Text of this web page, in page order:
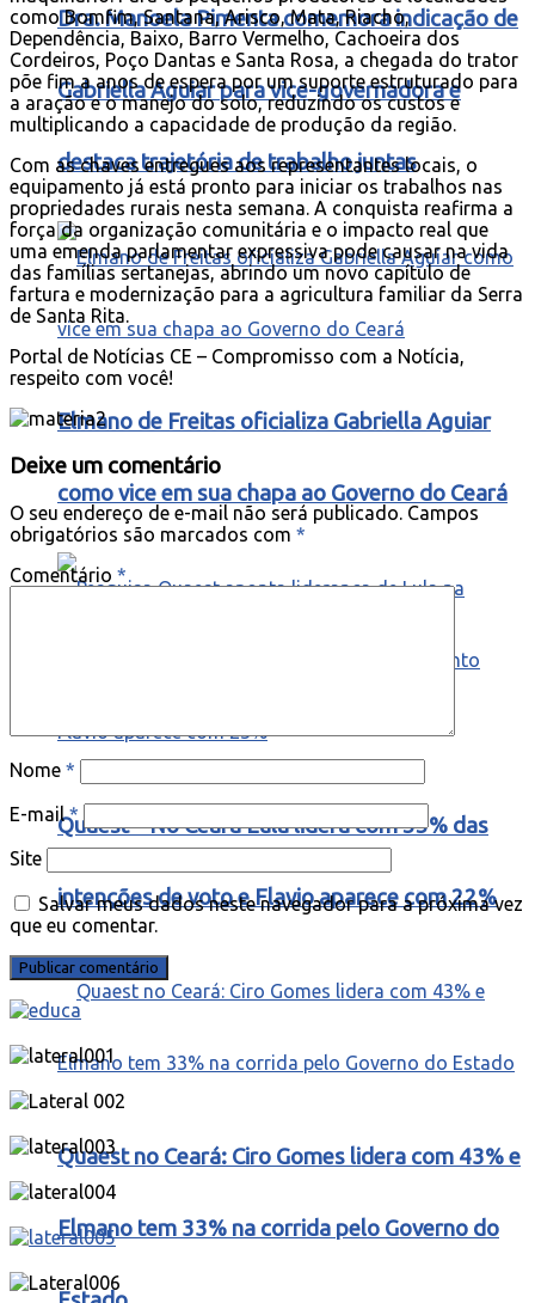
Dra. Manoela Pimenta comemora indicação de
Gabriella Aguiar para vice-governadora e
destaca trajetória de trabalho juntas
Elmano de Freitas oficializa Gabriella Aguiar
como vice em sua chapa ao Governo do Ceará
Quaest – No Ceará Lula lidera com 55% das
intenções de voto e Flavio aparece com 22%
Quaest no Ceará: Ciro Gomes lidera com 43% e
Elmano tem 33% na corrida pelo Governo do
como Bomfim, Santana, Arisco, Mata, Riacho,
Dependência, Baixo, Barro Vermelho, Cachoeira dos
Cordeiros, Poço Dantas e Santa Rosa, a chegada do trator
põe fim a anos de espera por um suporte estruturado para
a aração e o manejo do solo, reduzindo os custos e
multiplicando a capacidade de produção da região.
Com as chaves entregues aos representantes locais, o
equipamento já está pronto para iniciar os trabalhos nas
propriedades rurais nesta semana. A conquista reafirma a
força da organização comunitária e o impacto real que
uma emenda parlamentar expressiva pode causar na vida
das famílias sertanejas, abrindo um novo capítulo de
fartura e modernização para a agricultura familiar da Serra
de Santa Rita.
Portal de Notícias CE – Compromisso com a Notícia,
respeito com você!
Deixe um comentário
O seu endereço de e-mail não será publicado. Campos
obrigatórios são marcados com *
Comentário *
Nome *
E-mail*
Site
Salvar meus dados neste navegador para a próxima vez
que eu comentar.